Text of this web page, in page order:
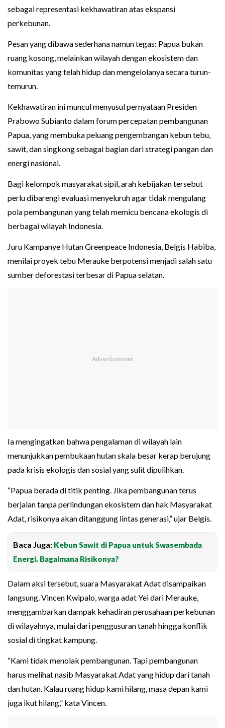
sebagai representasi kekhawatiran atas ekspansi
perkebunan.
Pesan yang dibawa sederhana namun tegas: Papua bukan
ruang kosong, melainkan wilayah dengan ekosistem dan
komunitas yang telah hidup dan mengelolanya secara turun-
temurun.
Kekhawatiran ini muncul menyusul pernyataan Presiden
Prabowo Subianto dalam forum percepatan pembangunan
Papua, yang membuka peluang pengembangan kebun tebu,
sawit, dan singkong sebagai bagian dari strategi pangan dan
energi nasional.
Bagi kelompok masyarakat sipil, arah kebijakan tersebut
perlu dibarengi evaluasi menyeluruh agar tidak mengulang
pola pembangunan yang telah memicu bencana ekologis di
berbagai wilayah Indonesia.
Juru Kampanye Hutan Greenpeace Indonesia, Belgis Habiba,
menilai proyek tebu Merauke berpotensi menjadi salah satu
sumber deforestasi terbesar di Papua selatan.
Ia mengingatkan bahwa pengalaman di wilayah lain
menunjukkan pembukaan hutan skala besar kerap berujung
pada krisis ekologis dan sosial yang sulit dipulihkan.
“Papua berada di titik penting. Jika pembangunan terus
berjalan tanpa perlindungan ekosistem dan hak Masyarakat
Adat, risikonya akan ditanggung lintas generasi,” ujar Belgis.
Baca Juga: Kebun Sawit di Papua untuk Swasembada
Energi, Bagaimana Risikonya?
Dalam aksi tersebut, suara Masyarakat Adat disampaikan
langsung. Vincen Kwipalo, warga adat Yei dari Merauke,
menggambarkan dampak kehadiran perusahaan perkebunan
di wilayahnya, mulai dari penggusuran tanah hingga konflik
sosial di tingkat kampung.
“Kami tidak menolak pembangunan. Tapi pembangunan
harus melihat nasib Masyarakat Adat yang hidup dari tanah
dan hutan. Kalau ruang hidup kami hilang, masa depan kami
juga ikut hilang,” kata Vincen.